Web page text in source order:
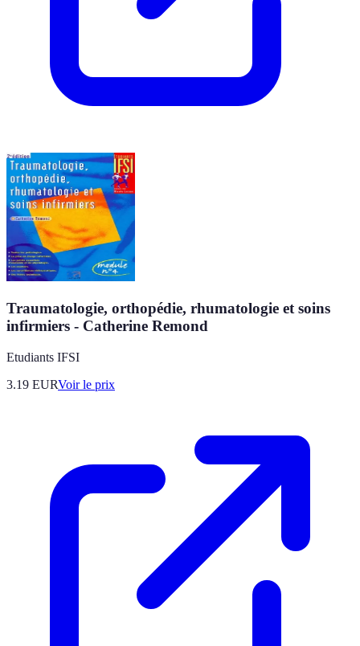
Traumatologie, orthopédie, rhumatologie et soins
infirmiers - Catherine Remond
Etudiants IFSI
3.19 EURVoir le prix